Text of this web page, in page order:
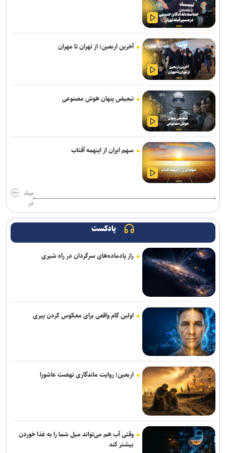
استعلام استقلال از فیفا در مورد جذب بازیکن آزاد و پنجره تیم بانوان
واگذاری امتیاز شناورسازی قشم به سازمان منطقه آزاد/ بازگشت اصولی به
مدیریت فوتبال
رکوردهای جهانی یوسفی و نصیری حفظ شد
تور جهانی تنیس صربستان| ادامه پیروزی‌های یزدانی و جدال با نماینده
روسیه
گودرزی: برخی از هندی‌ها سن‌شان تقلبی است ولی نباید باز هم به آنها
می‌باختیم/ ۵-۶ چهره خوب به کشتی ایران معرفی کردیم
رئیس فدراسیون بوکس: یک اعزام ما هزینه چهار اعزام رشته‌های دیگر را
دارد/ اعزام فروتن گل‌آرا به ناگویا منتفی شد
امیرحسین زارع؛ از استقلال تا بانک شهر؛ سامانه‌ باز و عدم رسمی شدن
برگزاری مجمع سالیانه فدراسیون بدمینتون
تور جهانی تنیس صربستان| یزدانی با عبور از روسیه به مراکش رسید
سرمربی اوکراینی تیم ملی آب‌های آرام: به شاگردانم ایمان دارم/ توانایی
کسب مدال را در ناگویا داریم
اولین اردوی مشترکی ملی‌پوشان نیراندازی با همتایان چینی
بانک شهر از شرکت در لیگ برتر کشتی انصراف می‌دهد؟
اعلام زمان بازگشت گرا به تمرینات گروهی پرسپولیس
گروسی: استقلال باید به جوانانش میدان بدهد/دل رضاییان با تیم نبود و
بهتر که جدا شد
میکائیلی: استقلال برای تکرار قهرمانی در لیگ برتر امسال شرکت می‌کند/
شرایط‌مان بهتر از بقیه است
زمزمه‌هایی از طرح لالوویچ؛ مشکل «سن واقعی» کشتی‌گیران حل
می‌شود؟
آخرین اربعین؛ از تهران تا مهران
تبعیض پنهان هوش مصنوعی
سهم ایران از اینهمه آفتاب
بیش
تر
پادکست
راز پادماده‌های سرگردان در راه شیری
اولین گام واقعی برای معکوس کردن پیری
اربعین؛ روایت ماندگاری نهضت عاشورا
وقتی آب هم می‌تواند میل شما را به غذا خوردن
بیشتر کند